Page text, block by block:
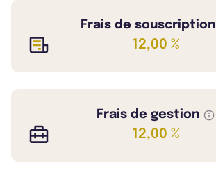
Frais de souscription
12,00 %
Frais de gestion
12,00 %